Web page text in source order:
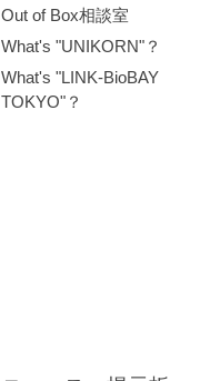
Out of Box相談室
What's "UNIKORN"？
What's "LINK-BioBAY
TOKYO"？